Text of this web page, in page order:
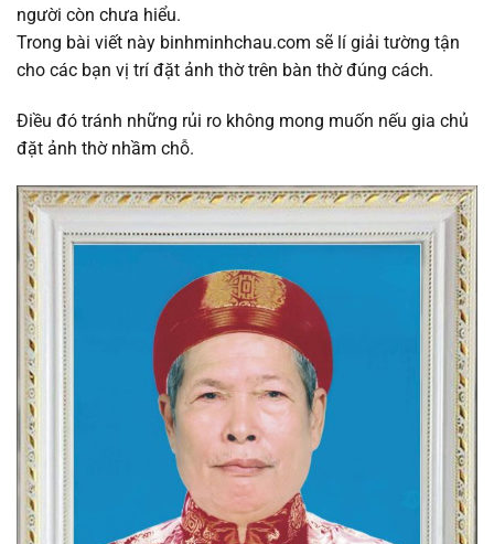
người còn chưa hiểu.
Trong bài viết này binhminhchau.com sẽ lí giải tường tận
cho các bạn vị trí đặt ảnh thờ trên bàn thờ đúng cách.
Điều đó tránh những rủi ro không mong muốn nếu gia chủ
đặt ảnh thờ nhầm chỗ.